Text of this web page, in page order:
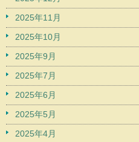
2025年11月
2025年10月
2025年9月
2025年7月
2025年6月
2025年5月
2025年4月